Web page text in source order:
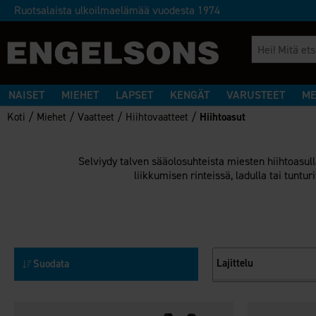
Ruotsalaista ulkoilmaelämää vuodesta 1974
NAISET MIEHET LAPSET KENGÄT VARUSTEET
Koti / Miehet /Vaatteet / Hiihtovaatteet / Hiihtoasut
Selviydy talven sääolosuhteista miesten
liikkumisen rinteissä, ladulla tai
Suodata Lajittelu